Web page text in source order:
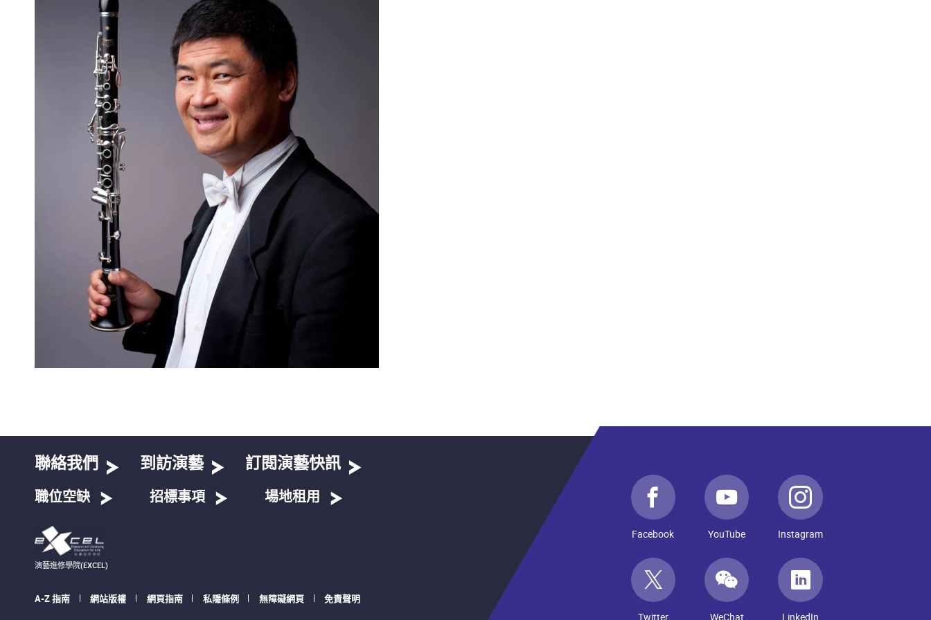
聯絡我們 到訪演藝 訂閱演藝快訊
職位空缺 招標事項 場地租用
演藝進修學院(EXCEL)
A-Z 指南 網站版權 網頁指南 私隱條例 無障礙網頁 免責聲明
Facebook YouTube Instagram
Twitter WeChat LinkedIn